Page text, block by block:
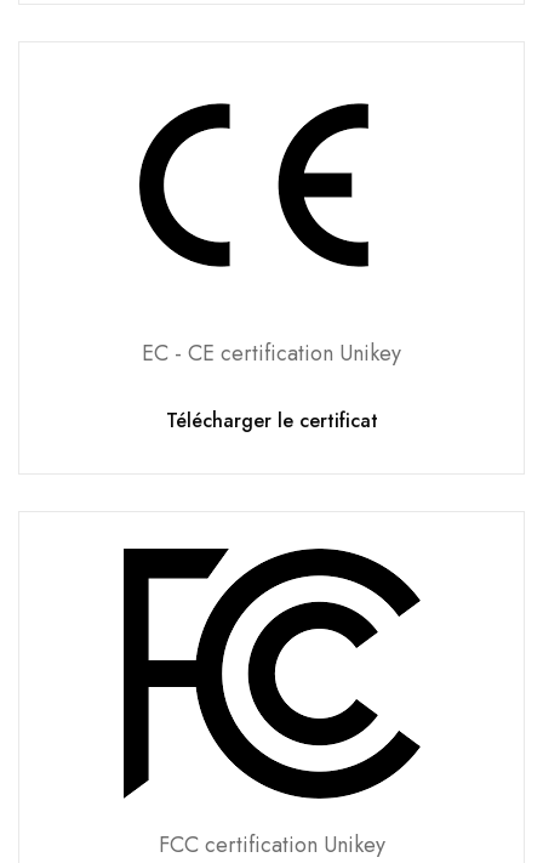
EC - CE certification Unikey
Télécharger le certificat
FCC certification Unikey